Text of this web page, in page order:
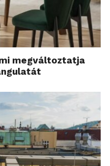
megváltoztatja